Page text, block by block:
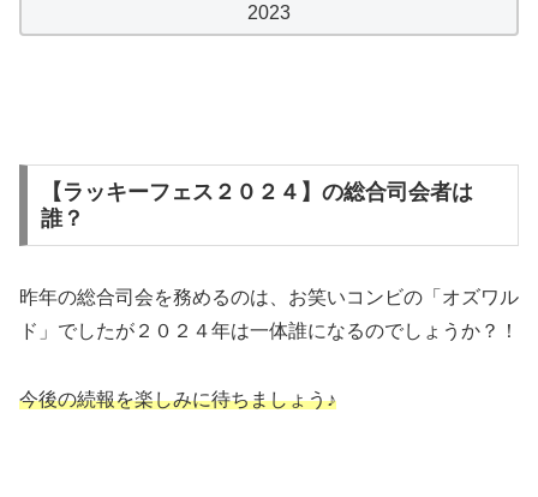
2023
【ラッキーフェス２０２４】の総合司会者は
誰？
昨年の総合司会を務めるのは、お笑いコンビの「オズワル
ド」でしたが２０２４年は一体誰になるのでしょうか？！
今後の続報を楽しみに待ちましょう♪